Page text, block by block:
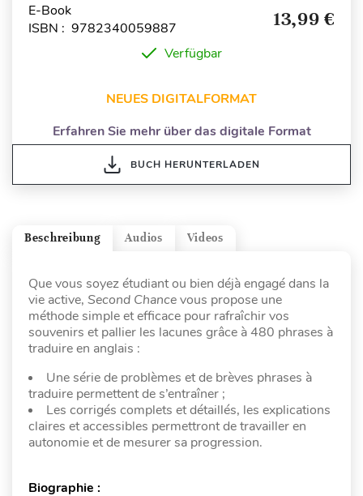
E-Book
ISBN : 9782340059887
13,99 €
Verfügbar
NEUES DIGITALFORMAT
Erfahren Sie mehr über das digitale Format
BUCH HERUNTERLADEN
Videos
Audios
Beschreibung
Que vous soyez étudiant ou bien déjà engagé dans la
vie active, Second Chancevous propose une
méthode simple et efficace pour rafraîchir vos
souvenirs et pallier les lacunes grâce à 480 phrases à
traduire en anglais :
Une série de problèmes et de brèves phrases à
traduire permettent de s’entraîner ;
Les corrigés complets et détaillés, les explications
claires et accessibles permettront de travailler en
autonomie et de mesurer sa progression.
Biographie :